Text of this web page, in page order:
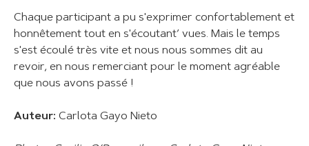
Chaque participant a pu s'exprimer confortablement et
honnêtement tout en s'écoutant’ vues. Mais le temps
s'est écoulé très vite et nous nous sommes dit au
revoir, en nous remerciant pour le moment agréable
que nous avons passé !
Auteur: Carlota Gayo Nieto